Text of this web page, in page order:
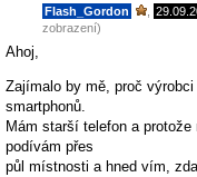
Flash_Gordon
zobrazení)
Ahoj,
Zajímalo by mě, proč
smartphonů.
Mám starší telefon a
podívám přes
půl místnosti a hned vím,